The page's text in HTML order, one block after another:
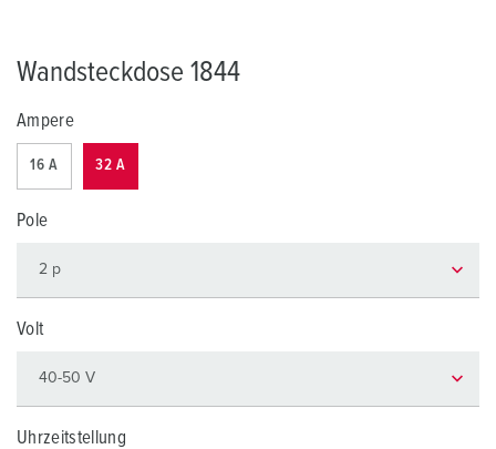
Wandsteckdose 1844
Ampere
16 A 32 A
Pole
Volt
Uhrzeitstellung